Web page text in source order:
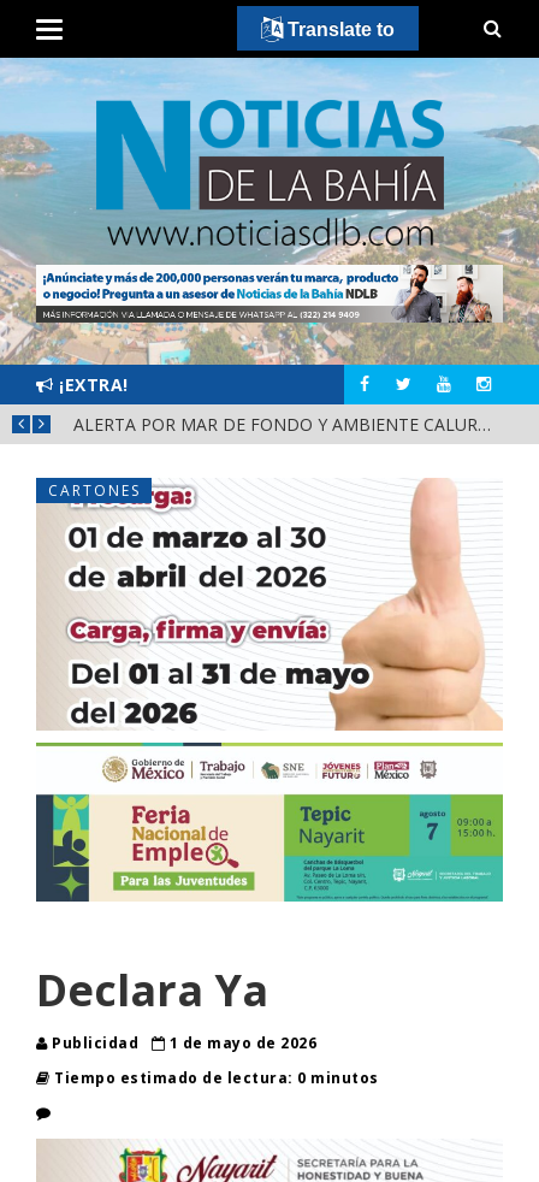
¡EXTRA!
ALERTA POR MAR DE FONDO Y AMBIENTE CALUROSO EN BAHÍA DE BANDERAS
CARTONES
Declara Ya
Publicidad
1 de mayo de 2026
Tiempo estimado de lectura: 0 minutos
Translate to